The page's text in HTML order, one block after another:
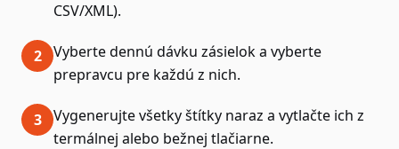
CSV/XML).
2
Vyberte dennú dávku zásielok a vyberte
prepravcu pre každú z nich.
3
Vygenerujte všetky štítky naraz a vytlačte ich z
termálnej alebo bežnej tlačiarne.